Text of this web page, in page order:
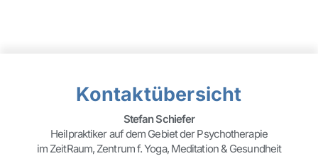
Kontaktübersicht
Stefan Schiefer
Heilpraktiker auf dem Gebiet der Psychotherapie
im ZeitRaum, Zentrum f. Yoga, Meditation & Gesundheit